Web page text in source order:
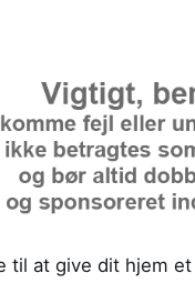
til at give dit hjem